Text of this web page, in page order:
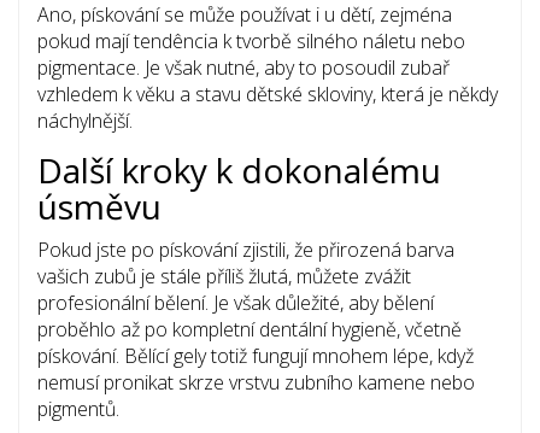
Ano, pískování se může používat i u dětí, zejména
pokud mají tendência k tvorbě silného náletu nebo
pigmentace. Je však nutné, aby to posoudil zubař
vzhledem k věku a stavu dětské skloviny, která je někdy
náchylnější.
Další kroky k dokonalému
úsměvu
Pokud jste po pískování zjistili, že přirozená barva
vašich zubů je stále příliš žlutá, můžete zvážit
profesionální bělení. Je však důležité, aby bělení
proběhlo až po kompletní dentální hygieně, včetně
pískování. Bělící gely totiž fungují mnohem lépe, když
nemusí pronikat skrze vrstvu zubního kamene nebo
pigmentů.